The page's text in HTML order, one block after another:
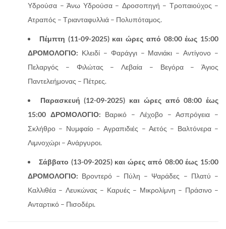
Υδρούσα – Άνω Υδρούσα – Δροσοπηγή – Τροπαιούχος –
Ατραπός – Τριανταφυλλιά – Πολυπόταμος.
Πέμπτη (11-09-2025) και ώρες από 08:00 έως 15:00
ΔΡΟΜΟΛΟΓΙΟ: Κλειδί – Φαράγγι – Μανιάκι – Αντίγονο –
Πελαργός – Φιλώτας – Λεβαία – Βεγόρα – Άγιος
Παντελεήμονας – Πέτρες.
Παρασκευή (12-09-2025) και ώρες από 08:00 έως
15:00 ΔΡΟΜΟΛΟΓΙΟ: Βαρικό – Λέχοβο – Ασπρόγεια –
Σκλήθρο – Νυμφαίο – Αγραπιδιές – Αετός – Βαλτόνερα –
Λιμνοχώρι – Ανάργυροι.
Σάββατο (13-09-2025) και ώρες από 08:00 έως 15:00
ΔΡΟΜΟΛΟΓΙΟ: Βροντερό – Πύλη – Ψαράδες – Πλατύ –
Καλλιθέα – Λευκώνας – Καρυές – Μικρολίμνη – Πράσινο –
Ανταρτικό – Πισοδέρι.